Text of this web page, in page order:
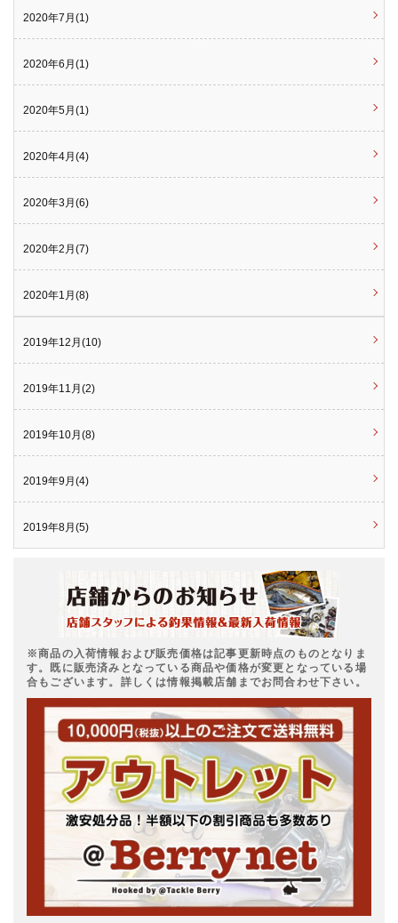
2020年7月(1)
2020年6月(1)
2020年5月(1)
2020年4月(4)
2020年3月(6)
2020年2月(7)
2020年1月(8)
2019年12月(10)
2019年11月(2)
2019年10月(8)
2019年9月(4)
2019年8月(5)
※商品の入荷情報および販売価格は記事更新時点のものとなりま
す。既に販売済みとなっている商品や価格が変更となっている場
合もございます。詳しくは情報掲載店舗までお問合わせ下さい。